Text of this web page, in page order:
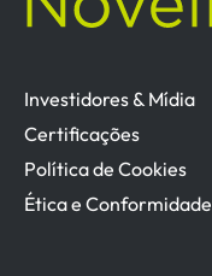
Investidores & Mídia
Certificações
Política de Cookies
Ética e Conformidade